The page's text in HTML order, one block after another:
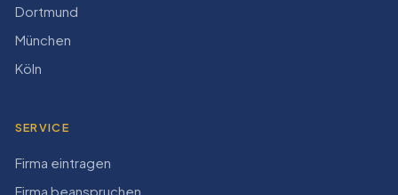
Dortmund
München
Köln
SERVICE
Firma eintragen
Firma beanspruchen